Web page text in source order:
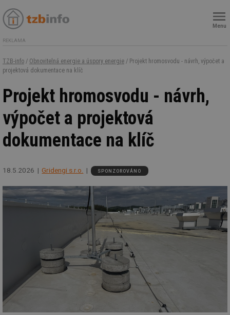
Menu
REKLAMA
TZB-info / Obnovitelná energie a úspory energie / Projekt hromosvodu - návrh, výpočet a
projektová dokumentace na klíč
Projekt hromosvodu - návrh,
výpočet a projektová
dokumentace na klíč
18.5.2026 Gridengi s.r.o. SPONZOROVÁNO